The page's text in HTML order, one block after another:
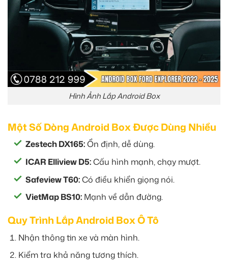
Hình Ảnh Lắp Android Box
Một Số Dòng Android Box Được Dùng Nhiều
Zestech DX165:Ổn định, dễ dùng.
ICAR Elliview D5:Cấu hình mạnh, chạy mượt.
Safeview T60:Có điều khiển giọng nói.
VietMap BS10: Mạnh về dẫn đường.
Quy Trình Lắp Android Box Ô Tô
Nhận thông tin xe và màn hình.
Kiểm tra khả năng tương thích.